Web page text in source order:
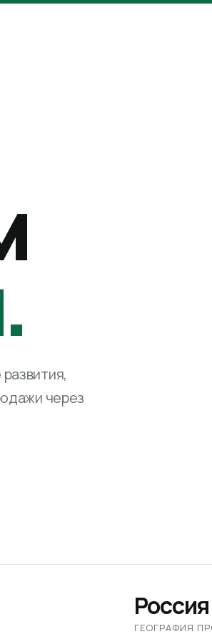
через
Россия
ГЕОГРАФИЯ